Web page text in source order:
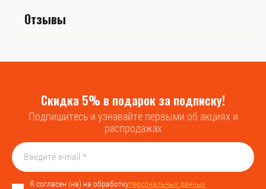
Отзывы
Скидка 5% в подарок за подписку!
Подпишитесь и узнавайте первыми об акциях и
распродажах
Я согласен (на) на обработкуперсональных данных